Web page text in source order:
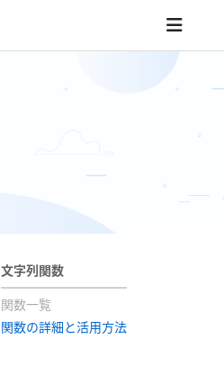
文字列関数
関数一覧
関数の詳細と活用方法